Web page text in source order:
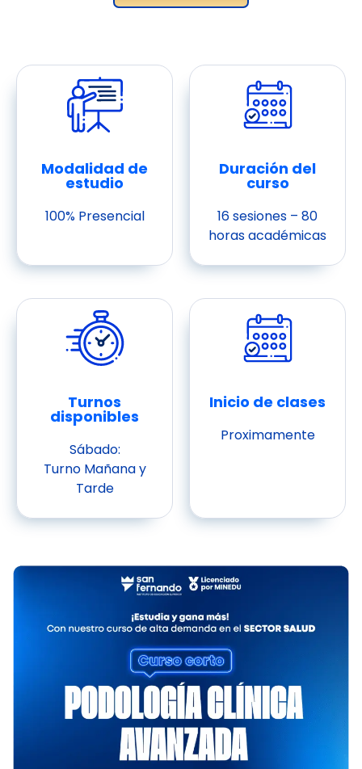
Modalidad de
estudio
100% Presencial
Duración del
curso
16 sesiones – 80
horas académicas
Turnos
disponibles
Sábado:
Turno Mañana y
Tarde
Inicio de clases
Proximamente